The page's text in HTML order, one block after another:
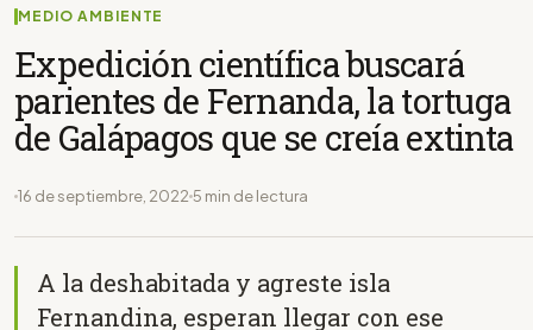
MEDIO AMBIENTE
Expedición científica buscará
parientes de Fernanda, la tortuga
de Galápagos que se creía extinta
16 de septiembre, 2022 5 min de lectura
A la deshabitada y agreste isla
Fernandina, esperan llegar con ese